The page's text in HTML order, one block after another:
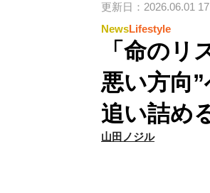
更新日：2026.06.01
NewsLifestyle
「命のリ
悪い方向
追い詰め
山田ノジル